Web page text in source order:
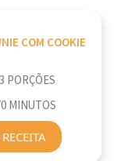
COM COOKIE
PORÇÕES
MINUTOS